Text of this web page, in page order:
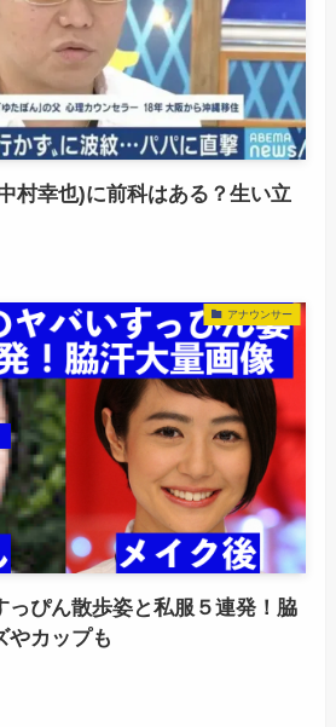
村幸也)に前科はある？生い立
アナウンサー
っぴん散歩姿と私服５連発！脇
やカップも